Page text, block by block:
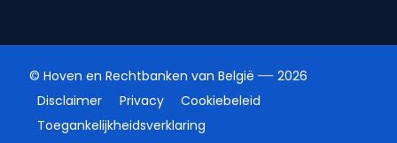
© Hoven en Rechtbanken van België
2026
Disclaimer
Privacy
Cookiebeleid
Toegankelijkheidsverklaring